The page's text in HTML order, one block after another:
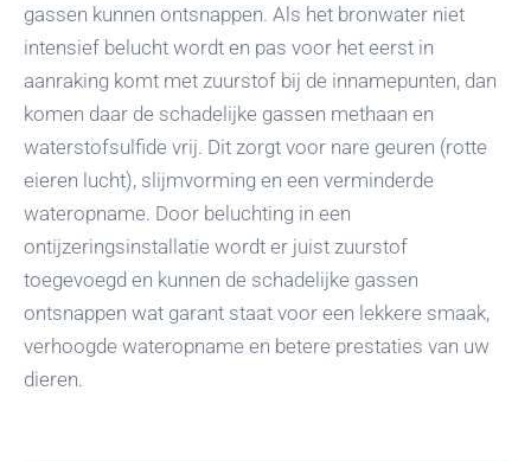
gassen kunnen ontsnappen. Als het bronwater niet
intensief belucht wordt en pas voor het eerst in
aanraking komt met zuurstof bij de innamepunten, dan
komen daar de schadelijke gassen methaan en
waterstofsulfide vrij. Dit zorgt voor nare geuren (rotte
eieren lucht), slijmvorming en een verminderde
wateropname. Door beluchting in een
ontijzeringsinstallatie wordt er juist zuurstof
toegevoegd en kunnen de schadelijke gassen
ontsnappen wat garant staat voor een lekkere smaak,
verhoogde wateropname en betere prestaties van uw
dieren.